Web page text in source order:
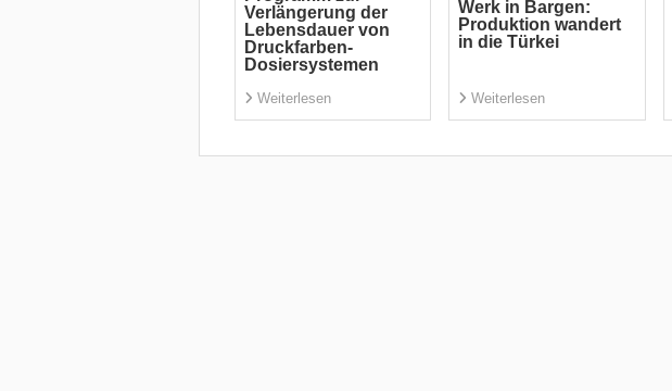
Verlängerung der
Lebensdauer von
Druckfarben-
Dosiersystemen
Weiterlesen
Werk in Bargen:
Produktion wandert
in die Türkei
Weiterlesen